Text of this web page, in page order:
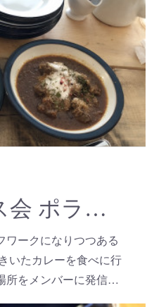
本日のスパイス会 ポラポラ食堂のベジタブルミールス
ワークになりつつある
いたカレーを食べに行
所をメンバーに発信…